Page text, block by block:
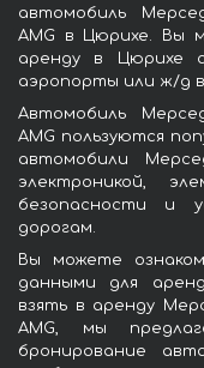
автомобиль
AMG в Цюрихе. Вы
аренду в Цюрихе
аэропорты или ж/д
Автомобиль
AMG пользуются
автомобили
электроникой,
безопасности и
дорогам.
Вы можете
данными для
взять в аренду
AMG, мы
бронирование